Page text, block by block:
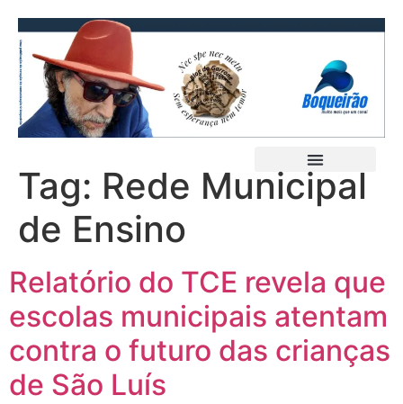
Tag: Rede Municipal
de Ensino
Relatório do TCE revela que
escolas municipais atentam
contra o futuro das crianças
de São Luís